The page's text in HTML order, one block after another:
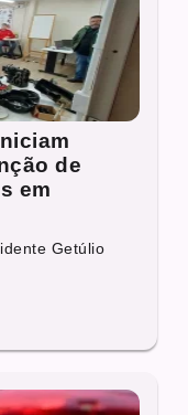
de
em
Getúlio